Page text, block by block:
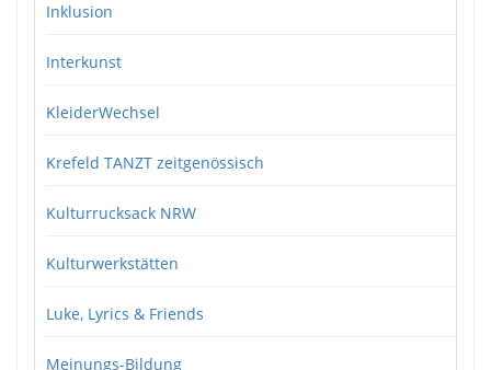
Inklusion
Interkunst
KleiderWechsel
Krefeld TANZT zeitgenössisch
Kulturrucksack NRW
Kulturwerkstätten
Luke, Lyrics & Friends
Meinungs-Bildung